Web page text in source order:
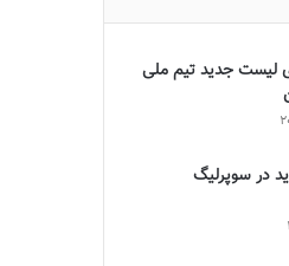
جدید تيم ملى
در سوپرلیگ